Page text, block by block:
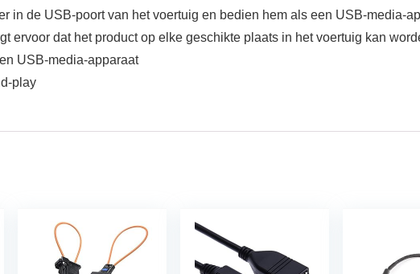
in de USB-poort van het voertuig en bedien hem als een USB-media-
ervoor dat het product op elke geschikte plaats in het voertuig kan
USB-media-apparaat
play